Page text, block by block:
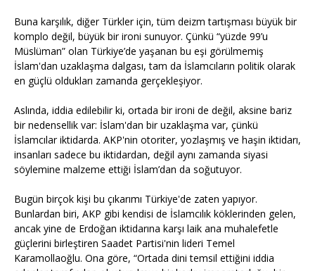
Buna karşılık, diğer Türkler için, tüm deizm tartışması büyük bir
komplo değil, büyük bir ironi sunuyor. Çünkü “yüzde 99’u
Müslüman” olan Türkiye’de yaşanan bu eşi görülmemiş
İslam'dan uzaklaşma dalgası, tam da İslamcıların politik olarak
en güçlü oldukları zamanda gerçekleşiyor.
Aslında, iddia edilebilir ki, ortada bir ironi de değil, aksine bariz
bir nedensellik var: İslam'dan bir uzaklaşma var, çünkü
İslamcılar iktidarda. AKP'nin otoriter, yozlaşmış ve haşin iktidarı,
insanları sadece bu iktidardan, değil aynı zamanda siyasi
söylemine malzeme ettiği İslam’dan da soğutuyor.
Bugün birçok kişi bu çıkarımı Türkiye'de zaten yapıyor.
Bunlardan biri, AKP gibi kendisi de İslamcılık köklerinden gelen,
ancak yine de Erdoğan iktidarına karşı laik ana muhalefetle
güçlerini birleştiren Saadet Partisi'nin lideri Temel
Karamollaoğlu. Ona göre, “Ortada dini temsil ettiğini iddia